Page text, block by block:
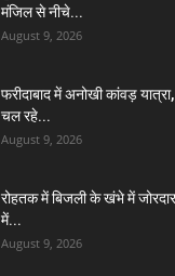
मंजिल से नीचे...
August 9, 2026
फरीदाबाद में अनोखी कांवड़
चल रहे...
August 9, 2026
रोहतक में बिजली के खंभे में
में...
August 9, 2026